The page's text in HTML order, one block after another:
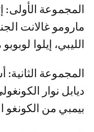
المجموعة الأولى:
مارومو غالانت
الليبي، إيلوا
المجموعة الثانية:
ديابل نوار
بيمبي من الكونغو